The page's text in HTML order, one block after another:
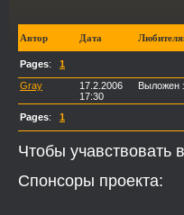
Автор Дата
Pages: 1
Gray
17.2.2006
17:30
Выложен
Pages: 1
Чтобы учавствовать
Спонсоры проекта: